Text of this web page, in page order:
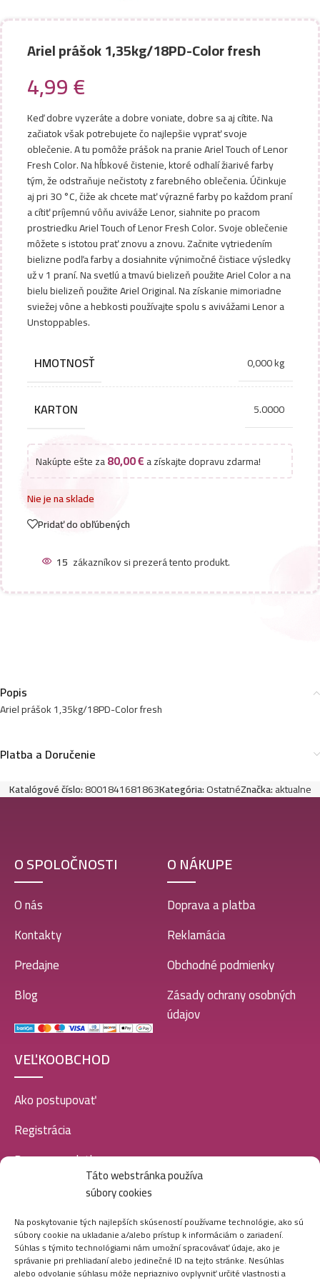
Táto webstránka používa
súbory cookies
Na poskytovanie tých najlepších skúseností používame technológie, ako sú
súbory cookie na ukladanie a/alebo prístup k informáciám o zariadení.
Súhlas s týmito technológiami nám umožní spracovávať údaje, ako je
správanie pri prehliadaní alebo jedinečné ID na tejto stránke. Nesúhlas
alebo odvolanie súhlasu môže nepriaznivo ovplyvniť určité vlastnosti a
Ariel prášok 1,35kg/18PD-Color fresh
4,99€
Keď dobre vyzeráte a dobre voniate, dobre sa aj cítite. Na
začiatok však potrebujete čo najlepšie vyprať svoje
oblečenie. A tu pomôže prášok na pranie Ariel Touch of Lenor
Fresh Color. Na hĺbkové čistenie, ktoré odhalí žiarivé farby
tým, že odstraňuje nečistoty z farebného oblečenia. Účinkuje
aj pri 30 °C, čiže ak chcete mať výrazné farby po každom praní
a cítiť príjemnú vôňu aviváže Lenor, siahnite po pracom
prostriedku Ariel Touch of Lenor Fresh Color. Svoje oblečenie
môžete s istotou prať znovu a znovu. Začnite vytriedením
bielizne podľa farby a dosiahnite výnimočné čistiace výsledky
už v 1 praní. Na svetlú a tmavú bielizeň použite Ariel Color a na
bielu bielizeň použite Ariel Original. Na získanie mimoriadne
sviežej vône a hebkosti používajte spolu s avivážami Lenor a
Unstoppables.
HMOTNOSŤ 0,000 kg
KARTON 5.0000
Nakúpte ešte za80,00€a získajte dopravu zdarma!
Nie je na sklade
Pridať do obľúbených
15 zákazníkov si prezerá tento produkt.
Popis
Ariel prášok 1,35kg/18PD-Color fresh
Platba a Doručenie
Katalógové číslo:8001841681863Kategória:OstatnéZnačka:aktualne
O SPOLOČNOSTI
O nás
Kontakty
Predajne
Blog
O NÁKUPE
Doprava a platba
Reklamácia
Obchodné podmienky
Zásady ochrany osobných
údajov
VEĽKOOBCHOD
Ako postupovať
Registrácia
Doprava a platba
SOCIÁLNE SIETE